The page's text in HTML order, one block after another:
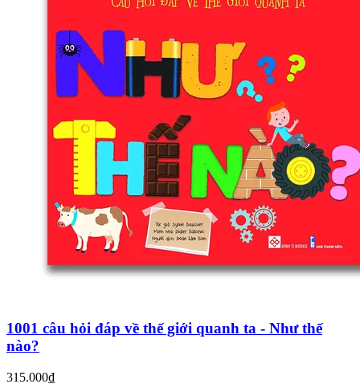
1001 câu hỏi đáp về thế giới quanh ta - Như thế
nào?
315.000₫